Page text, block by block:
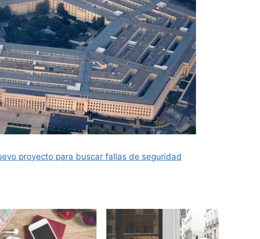
proyecto para buscar fallas de seguridad